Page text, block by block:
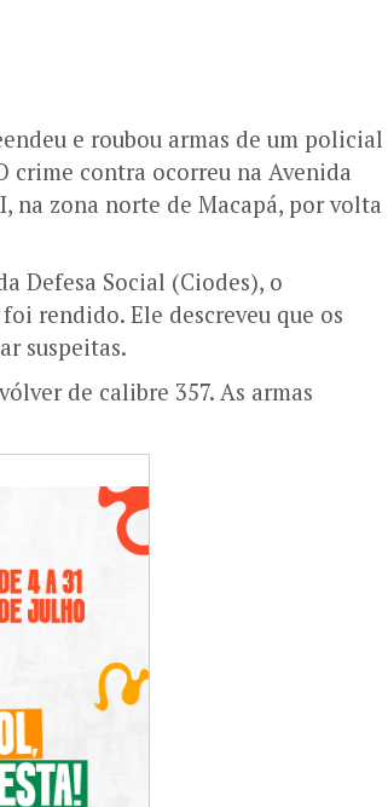
e roubou armas de um policial
crime contra ocorreu na Avenida
na zona norte de Macapá, por volta
Defesa Social (Ciodes), o
rendido. Ele descreveu que os
suspeitas.
de calibre 357. As armas